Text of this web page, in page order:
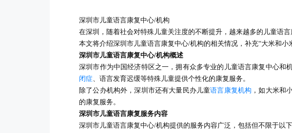
深圳市儿童语言康复中心/机构
在深圳，随着社会对特殊儿童关注度的不断提升，越来越多的儿童语
本文将介绍深圳市儿童语言康复中心/机构的相关情况，补充“大米和小
深圳市儿童语言康复中心/机构概述
深圳市作为中国经济特区之一，拥有众多专业的儿童语言康复中心
闭症、语言发育迟缓等特殊儿童提供个性化的康复服务。
除了公办机构外，深圳市还有大量民办儿童语言康复机构 ，如大米和
的康复服务。
深圳市儿童语言康复服务内容
深圳市儿童语言康复中心/机构提供的服务内容广泛，包括但不限于以下